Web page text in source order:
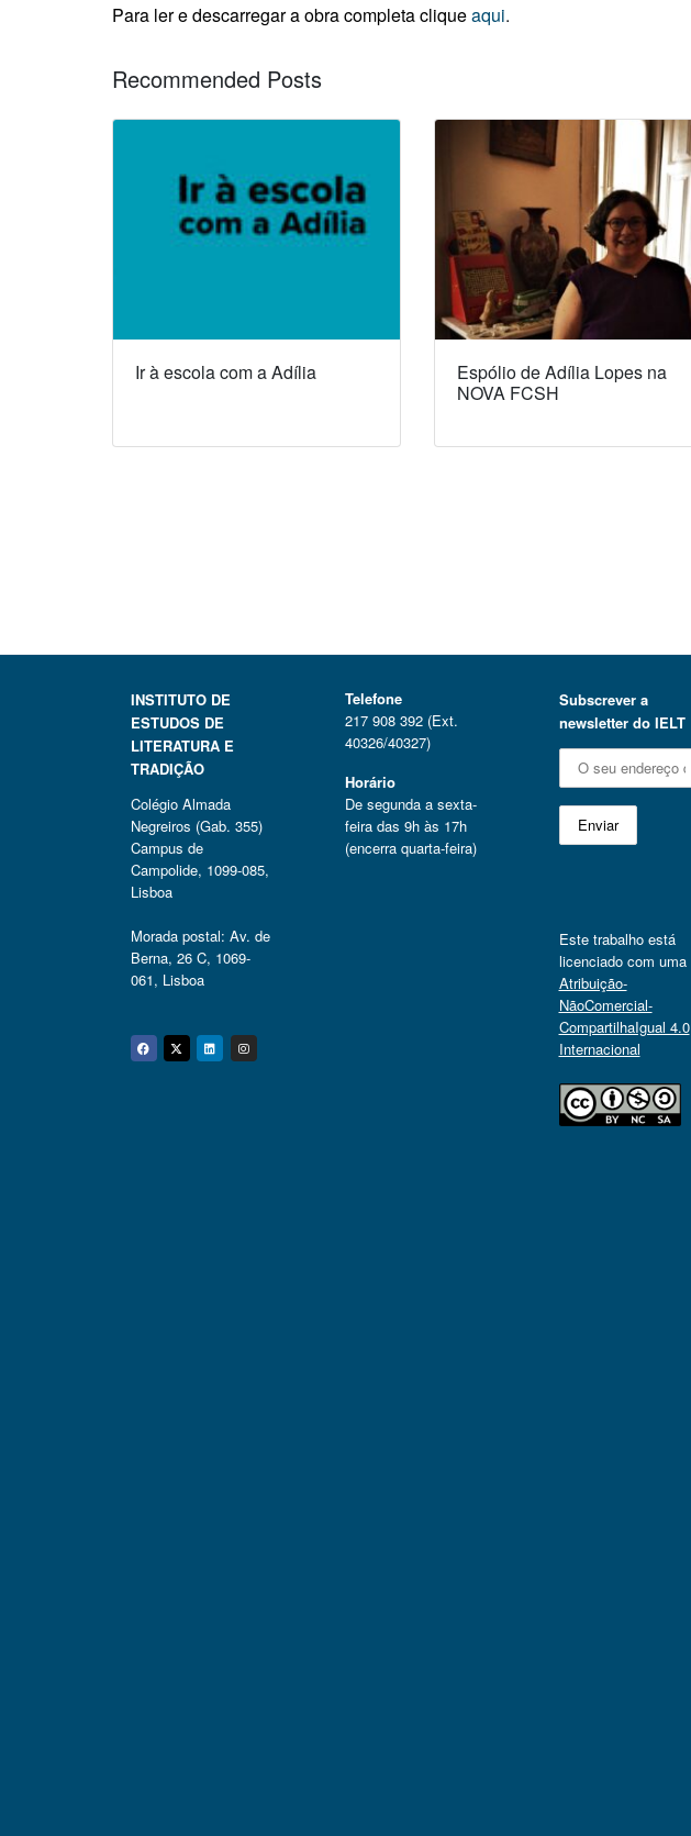
Para ler e descarregar a obra completa cliqueaqui.
Recommended Posts
Ir à escola com a Adília
Espólio de Adília Lopes na
NOVA FCSH
INSTITUTO DE
ESTUDOS DE
LITERATURA E
TRADIÇÃO
Colégio Almada
Negreiros (Gab. 355)
Campus de
Campolide, 1099-085,
Lisboa
Morada postal: Av. de
Berna, 26 C, 1069-
061, Lisboa
Facebook
Twitter
Linkedin
Instagram
Telefone
217 908 392 (Ext.
40326/40327)
Horário
De segunda a sexta-
feira das 9h às 17h
(encerra quarta-feira)
Subscrever a
newsletter do IELT
Este trabalho está
licenciado com uma
Atribuição-
NãoComercial-
CompartilhaIgual 4.0
Internacional